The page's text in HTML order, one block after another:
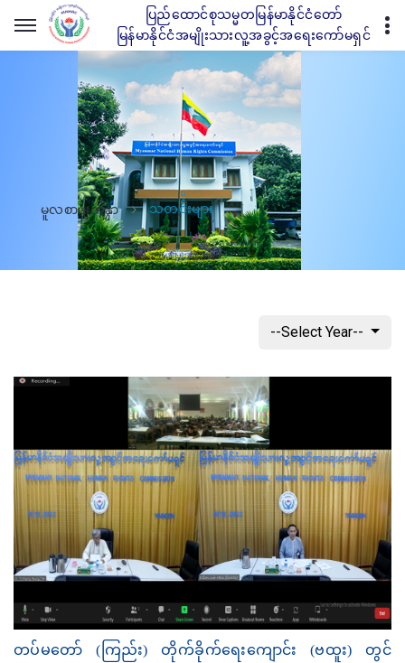
ပြည်ထောင်စုသမ္မတမြန်မာနိုင်ငံတော်
မြန်မာနိုင်ငံအမျိုးသားလူ့အခွင့်အရေးကော်မရှင်
မူလစာမျက်နှာ သတင်းများ
--Select Year--
တပ်မတော် (ကြည်း) တိုက်ခိုက်ရေးကျောင်း (ဗထူး) တွင်